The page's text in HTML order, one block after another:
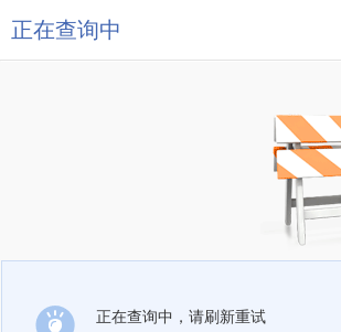
正在查询中
正在查询中，请刷新重试